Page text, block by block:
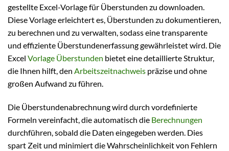
gestellte Excel-Vorlage für Überstunden zu downloaden.
Diese Vorlage erleichtert es, Überstunden zu dokumentieren,
zu berechnen und zu verwalten, sodass eine transparente
und effiziente Überstundenerfassung gewährleistet wird. Die
Excel Vorlage Überstunden bietet eine detaillierte Struktur,
die Ihnen hilft, den Arbeitszeitnachweis präzise und ohne
großen Aufwand zu führen.
Die Überstundenabrechnung wird durch vordefinierte
Formeln vereinfacht, die automatisch die Berechnungen
durchführen, sobald die Daten eingegeben werden. Dies
spart Zeit und minimiert die Wahrscheinlichkeit von Fehlern